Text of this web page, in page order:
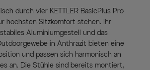
durch vier KETTLER BasicPlus Pro
höchsten Sitzkomfort stehen. Ihr
Aluminiumgestell und das
in Anthrazit bieten eine
und passen sich harmonisch an
an. Die Stühle sind bereits montiert,